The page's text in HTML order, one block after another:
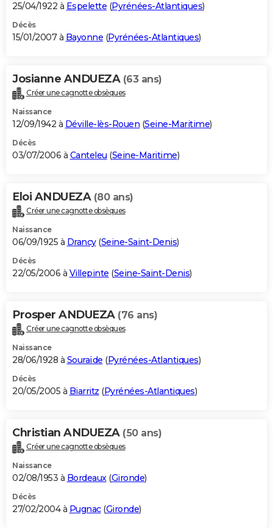
25/04/1922 à Espelette (Pyrénées-Atlantiques)
Décès
15/01/2007 à Bayonne (Pyrénées-Atlantiques)
Josianne ANDUEZA (63 ans)
Créer une cagnotte obsèques
Naissance
12/09/1942 à Déville-lès-Rouen (Seine-Maritime)
Décès
03/07/2006 à Canteleu (Seine-Maritime)
Eloi ANDUEZA (80 ans)
Créer une cagnotte obsèques
Naissance
06/09/1925 à Drancy(Seine-Saint-Denis)
Décès
22/05/2006 à Villepinte (Seine-Saint-Denis)
Prosper ANDUEZA (76 ans)
Créer une cagnotte obsèques
Naissance
28/06/1928 à Souraïde (Pyrénées-Atlantiques)
Décès
20/05/2005 à Biarritz (Pyrénées-Atlantiques)
Christian ANDUEZA (50 ans)
Créer une cagnotte obsèques
Naissance
02/08/1953 à Bordeaux(Gironde)
Décès
27/02/2004 à Pugnac(Gironde)